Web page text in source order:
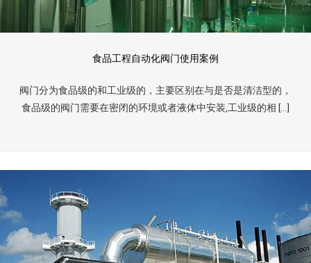
食品工程自动化阀门使用案例
阀门分为食品级的和工业级的，主要区别在与是否是清洁型的，
食品级的阀门需要在密闭的环境或者液体中安装,工业级的相 […]